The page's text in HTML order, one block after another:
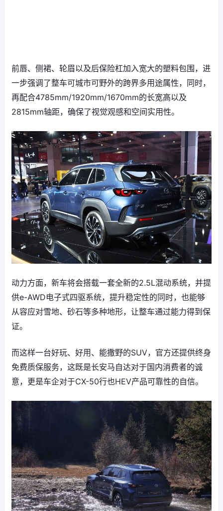
前唇、侧裙、轮眉以及后保险杠加入宽大的塑料包围，进
一步强调了整车可城市可野外的跨界多用途属性，同时，
再配合4785mm/1920mm/1670mm的长宽高以及
2815mm轴距，确保了视觉观感和空间实用性。
动力方面，新车将会搭载一套全新的2.5L混动系统，并提
供e-AWD电子式四驱系统，提升稳定性的同时，也能够
从容应对雪地、砂石等多种地形，让整车通过能力得到保
证。
而这样一台好玩、好用、能撒野的SUV，官方还提供终身
免费质保服务，这既是长安马自达对于国内消费者的诚
意，更是车企对于CX-50行也HEV产品可靠性的自信。